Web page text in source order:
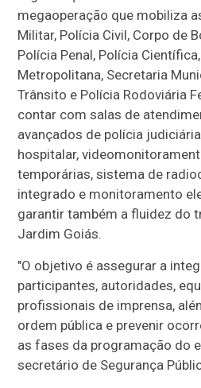
megaoperação que mobiliza
Militar, Polícia Civil, Corpo de
Polícia Penal, Polícia
Metropolitana, Secretaria
Trânsito e Polícia Rodoviária
contar com salas de
avançados de polícia
hospitalar,
temporárias, sistema de
integrado e monitoramento
garantir também a fluidez do
Jardim Goiás.
"O objetivo é assegurar a
participantes, autoridades,
profissionais de imprensa,
ordem pública e prevenir
as fases da programação do
secretário de Segurança